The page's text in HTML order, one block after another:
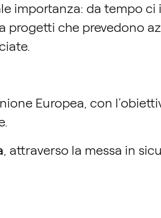
importanza: da tempo
che prevedono
Europea, con
, attraverso la messa in